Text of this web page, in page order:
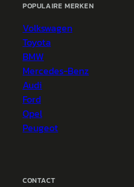
POPULAIRE MERKEN
Volkswagen
Toyota
BMW
Mercedes-Benz
Audi
Ford
Opel
Peugeot
CONTACT